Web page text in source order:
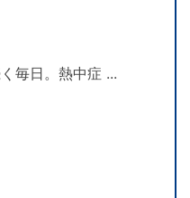
毎日。熱中症 ...